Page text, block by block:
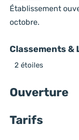
Établissement
octobre.
Classements &
2 étoiles
Ouverture
Tarifs